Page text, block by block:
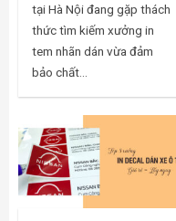
tại Hà Nội đang gặp thách
thức tìm kiếm xưởng in
tem nhãn dán vừa đảm
bảo chất...